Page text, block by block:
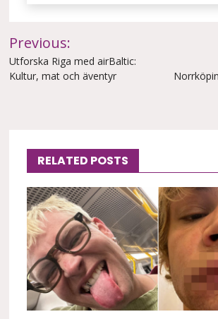
Inläggsnavigering
Previous:
Utforska Riga med airBaltic:
Kultur, mat och äventyr
RELATED POSTS